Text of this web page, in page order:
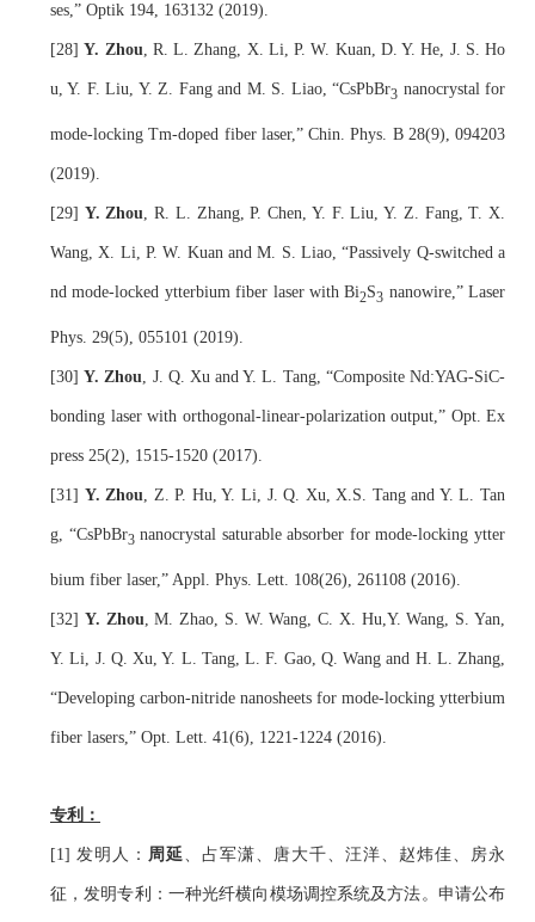
ses,” Optik 194, 163132 (2019).
[28] Y. Zhou, R. L. Zhang, X. Li, P. W. Kuan, D. Y. He, J. S. Ho
u, Y. F. Liu, Y. Z. Fang and M. S. Liao, “CsPbBr3 nanocrystal for
mode-locking Tm-doped fiber laser,” Chin. Phys. B 28(9), 094203
(2019).
[29] Y. Zhou, R. L. Zhang, P. Chen, Y. F. Liu, Y. Z. Fang, T. X.
Wang, X. Li, P. W. Kuan and M. S. Liao, “Passively Q-switched a
nd mode-locked ytterbium fiber laser with Bi2S3 nanowire,” Laser
Phys. 29(5) , 055101 (2019).
[30] Y. Zhou , J. Q. Xu and Y. L. Tang, “Composite Nd:YAG-SiC-
bonding laser with orthogonal-linear-polarization output,” Opt. Ex
press 25(2), 1515-1520 (2017).
[31 ] Y. Zhou , Z. P. Hu, Y. Li, J. Q. Xu, X.S. Tang and Y. L. Tan
g, “CsPbBr3 nanocrystal saturable absorber for mode-locking ytter
bium fiber laser,” Appl. Phys. Lett. 108(26) 261108 (2016).
[32] Y. Zhou , M. Zhao, S. W. Wang, C. X. Hu,Y. Wang, S. Yan,
Y. Li, J. Q. Xu, Y. L. Tang, L. F. Gao, Q. Wang and H. L. Zhang,
“Developing carbon-nitride nanosheets for mode-locking ytterbium
fiber lasers,” Opt. Lett. 41(6), 1221-1224 (2016).
专利：
[1] 发明人： 周延 、占军潇、唐大千、汪洋、赵炜佳、房永
征，发明专利：一种光纤横向模场调控系统及方法。申请公布